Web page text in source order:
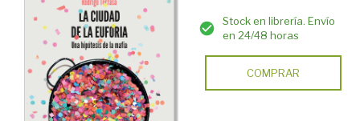
Stock en librería. Envío
en 24/48 horas
COMPRAR